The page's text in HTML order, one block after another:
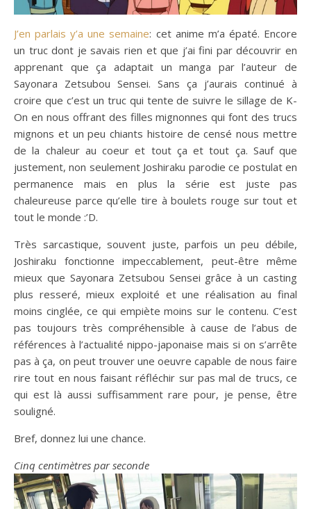
J’en parlais y’a une semaine: cet anime m’a épaté. Encore
un truc dont je savais rien et que j’ai fini par découvrir en
apprenant que ça adaptait un manga par l’auteur de
Sayonara Zetsubou Sensei. Sans ça j’aurais continué à
croire que c’est un truc qui tente de suivre le sillage de K-
On en nous offrant des filles mignonnes qui font des trucs
mignons et un peu chiants histoire de censé nous mettre
de la chaleur au coeur et tout ça et tout ça. Sauf que
justement, non seulement Joshiraku parodie ce postulat en
permanence mais en plus la série est juste pas
chaleureuse parce qu’elle tire à boulets rouge sur tout et
tout le monde :’D.
Très sarcastique, souvent juste, parfois un peu débile,
Joshiraku fonctionne impeccablement, peut-être même
mieux que Sayonara Zetsubou Sensei grâce à un casting
plus resseré, mieux exploité et une réalisation au final
moins cinglée, ce qui empiète moins sur le contenu. C’est
pas toujours très compréhensible à cause de l’abus de
références à l’actualité nippo-japonaise mais si on s’arrête
pas à ça, on peut trouver une oeuvre capable de nous faire
rire tout en nous faisant réfléchir sur pas mal de trucs, ce
qui est là aussi suffisamment rare pour, je pense, être
souligné.
Bref, donnez lui une chance.
Cinq centimètres par seconde